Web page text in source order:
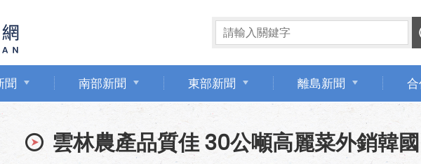
聞 南部新聞 東部新聞 離島新聞
雲林農產品質佳 30公噸高麗菜外銷韓國